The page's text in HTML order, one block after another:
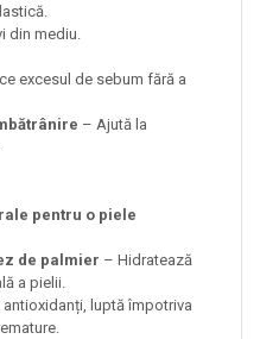
din mediu.
excesul de sebum fără a
– Ajută la
pentru o piele
de palmier – Hidratează
a pielii.
luptă împotriva